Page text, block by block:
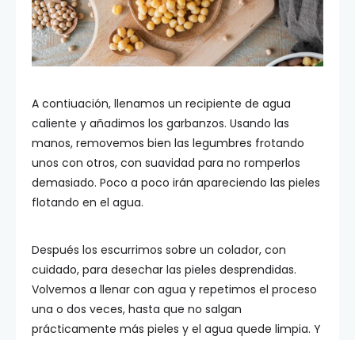
A contiuación, llenamos un recipiente de agua
caliente y añadimos los garbanzos. Usando las
manos, removemos bien las legumbres frotando
unos con otros, con suavidad para no romperlos
demasiado. Poco a poco irán apareciendo las pieles
flotando en el agua.
Después los escurrimos sobre un colador, con
cuidado, para desechar las pieles desprendidas.
Volvemos a llenar con agua y repetimos el proceso
una o dos veces, hasta que no salgan
prácticamente más pieles y el agua quede limpia. Y